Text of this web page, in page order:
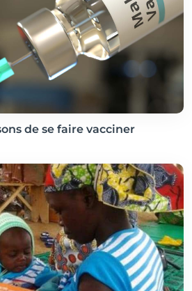
de se faire vacciner